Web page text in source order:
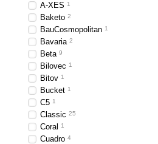
A-XES 1
Baketo 2
BauCosmopolitan 1
Bavaria 2
Beta 9
Bilovec 1
Bitov 1
Bucket 1
C5 1
Classic 25
Coral 1
Cuadro 4